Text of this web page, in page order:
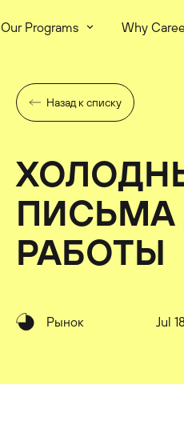
Our Programs Why
Назад к списку
ПИСЬМА
РАБОТЫ
Рынок Jul